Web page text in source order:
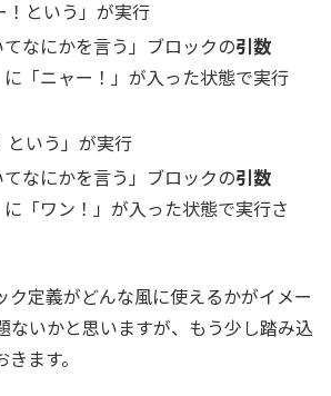
！という」が実行
なにかを言う」ブロックの引数
に「ニャー！」が入った状態で実行
という」が実行
なにかを言う」ブロックの引数
に「ワン！」が入った状態で実行さ
ク定義がどんな風に使えるかがイメー
ないかと思いますが、もう少し踏み込
ます。